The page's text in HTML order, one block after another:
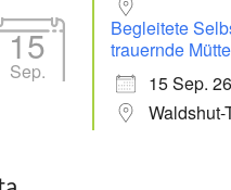
15
Sep.
Begleitete
trauernde
15 Sep. 26